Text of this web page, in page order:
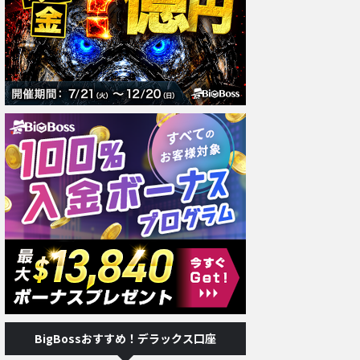
BigBossおすすめ！デラックス口座